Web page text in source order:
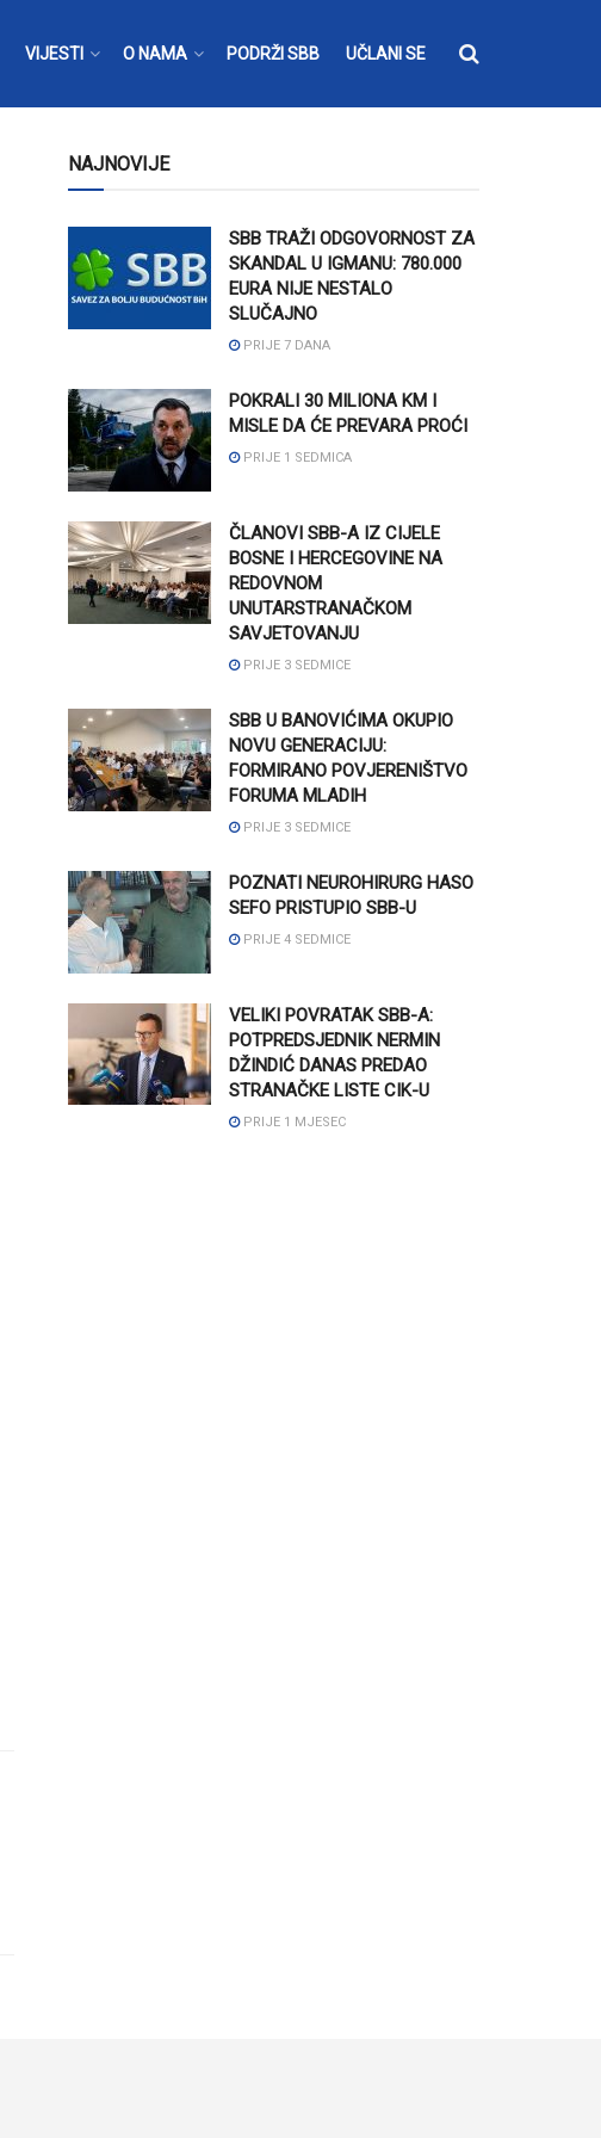
VIJESTI O NAMA PODRŽI SBB UČLANI SE
NAJNOVIJE
SBB TRAŽI ODGOVORNOST ZA
SKANDAL U IGMANU: 780.000
EURA NIJE NESTALO
SLUČAJNO
PRIJE 7 DANA
POKRALI 30 MILIONA KM I
MISLE DA ĆE PREVARA PROĆI
PRIJE 1 SEDMICA
ČLANOVI SBB-A IZ CIJELE
BOSNE I HERCEGOVINE NA
REDOVNOM
UNUTARSTRANAČKOM
SAVJETOVANJU
PRIJE 3 SEDMICE
SBB U BANOVIĆIMA OKUPIO
NOVU GENERACIJU:
FORMIRANO POVJERENIŠTVO
FORUMA MLADIH
PRIJE 3 SEDMICE
POZNATI NEUROHIRURG HASO
SEFO PRISTUPIO SBB-U
PRIJE 4 SEDMICE
VELIKI POVRATAK SBB-A:
POTPREDSJEDNIK NERMIN
DŽINDIĆ DANAS PREDAO
STRANAČKE LISTE CIK-U
PRIJE 1 MJESEC